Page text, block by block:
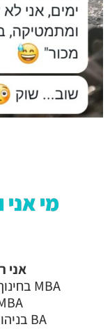
מי
אני
MBA בחינוך עם התמחות בלקויות למידה,
MBA בייעוץ ופיתוח ארגוני,
BA בניהול ותקשורת ומאמנת אישית.